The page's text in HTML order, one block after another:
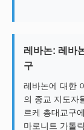
레바논: 레바
구
레바논에 대한
의 종교 지도자
르케 총대교구
마로니트 가톨